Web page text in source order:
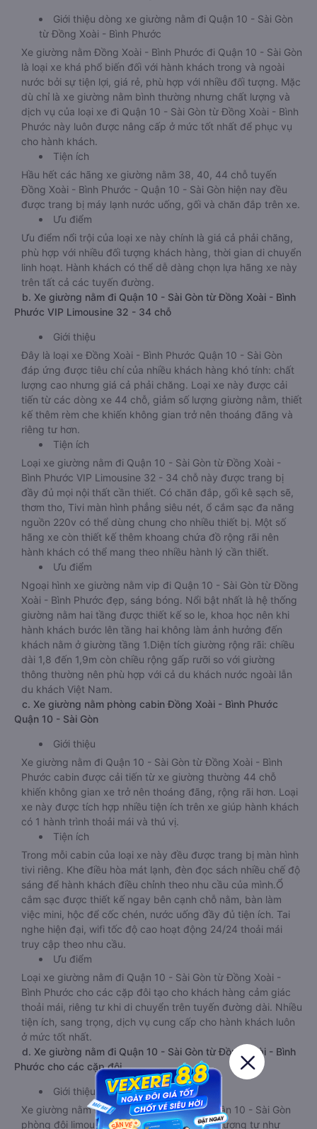
Giới thiệu dòng xe giường nằm đi Quận 10 - Sài Gòn
từ Đồng Xoài - Bình Phước
Xe giường nằm Đồng Xoài - Bình Phước đi Quận 10 - Sài Gòn
là loại xe khá phổ biến đối với hành khách trong và ngoài
nước bởi sự tiện lợi, giá rẻ, phù hợp với nhiều đối tượng. Mặc
dù chỉ là xe giường nằm bình thường nhưng chất lượng và
dịch vụ của loại xe đi Quận 10 - Sài Gòn từ Đồng Xoài - Bình
Phước này luôn được nâng cấp ở mức tốt nhất để phục vụ
cho hành khách.
Tiện ích
Hầu hết các hãng xe giường nằm 38, 40, 44 chỗ tuyến
Đồng Xoài - Bình Phước - Quận 10 - Sài Gòn hiện nay đều
được trang bị máy lạnh nước uống, gối và chăn đắp trên xe.
Ưu điểm
Ưu điểm nổi trội của loại xe này chính là giá cả phải chăng,
phù hợp với nhiều đối tượng khách hàng, thời gian di chuyển
linh hoạt. Hành khách có thể dễ dàng chọn lựa hãng xe này
trên tất cả các tuyến đường.
b. Xe giường nằm đi Quận 10 - Sài Gòn từ Đồng Xoài - Bình
Phước VIP Limousine 32 - 34 chỗ
Giới thiệu
Đây là loại xe Đồng Xoài - Bình Phước Quận 10 - Sài Gòn
đáp ứng được tiêu chí của nhiều khách hàng khó tính: chất
lượng cao nhưng giá cả phải chăng. Loại xe này được cải
tiến từ các dòng xe 44 chỗ, giảm số lượng giường nằm, thiết
kế thêm rèm che khiến không gian trở nên thoáng đãng và
riêng tư hơn.
Tiện ích
Loại xe giường nằm đi Quận 10 - Sài Gòn từ Đồng Xoài -
Bình Phước VIP Limousine 32 - 34 chỗ này được trang bị
đầy đủ mọi nội thất cần thiết. Có chăn đắp, gối kê sạch sẽ,
thơm tho, Tivi màn hình phẳng siêu nét, ổ cắm sạc đa năng
nguồn 220v có thể dùng chung cho nhiều thiết bị. Một số
hãng xe còn thiết kế thêm khoang chứa đồ rộng rãi nên
hành khách có thể mang theo nhiều hành lý cần thiết.
Ưu điểm
Ngoại hình xe giường nằm vip đi Quận 10 - Sài Gòn từ Đồng
Xoài - Bình Phước đẹp, sáng bóng. Nổi bật nhất là hệ thống
giường nằm hai tầng được thiết kế so le, khoa học nên khi
hành khách bước lên tầng hai không làm ảnh hưởng đến
khách nằm ở giường tầng 1.Diện tích giường rộng rãi: chiều
dài 1,8 đến 1,9m còn chiều rộng gấp rưỡi so với giường
thông thường nên phù hợp với cả du khách nước ngoài lẫn
du khách Việt Nam.
c. Xe giường nằm phòng cabin Đồng Xoài - Bình Phước
Quận 10 - Sài Gòn
Giới thiệu
Xe giường nằm đi Quận 10 - Sài Gòn từ Đồng Xoài - Bình
Phước cabin được cải tiến từ xe giường thường 44 chỗ
khiến không gian xe trở nên thoáng đãng, rộng rãi hơn. Loại
xe này được tích hợp nhiều tiện ích trên xe giúp hành khách
có 1 hành trình thoải mái và thú vị.
Tiện ích
Trong mỗi cabin của loại xe này đều được trang bị màn hình
tivi riêng. Khe điều hòa mát lạnh, đèn đọc sách nhiều chế độ
sáng để hành khách điều chỉnh theo nhu cầu của mình.Ổ
cắm sạc được thiết kế ngay bên cạnh chỗ nằm, bàn làm
việc mini, hộc để cốc chén, nước uống đầy đủ tiện ích. Tai
nghe hiện đại, wifi tốc độ cao hoạt động 24/24 thoải mái
truy cập theo nhu cầu.
Ưu điểm
Loại xe giường nằm đi Quận 10 - Sài Gòn từ Đồng Xoài -
Bình Phước cho các cặp đôi tạo cho khách hàng cảm giác
thoải mái, riêng tư khi di chuyển trên tuyến đường dài. Nhiều
tiện ích, sang trọng, dịch vụ cung cấp cho hành khách luôn
ở mức tốt nhất.
d. Xe giường nằm đi Quận 10 - Sài Gòn từ Đồng Xoài - Bình
Phước cho các cặp đôi
Giới thiệu
Xe giường nằm Đồng Xoài - Bình Phước Quận 10 - Sài Gòn
phòng đôi limousine là dòng xe có thiết kế tương tự như